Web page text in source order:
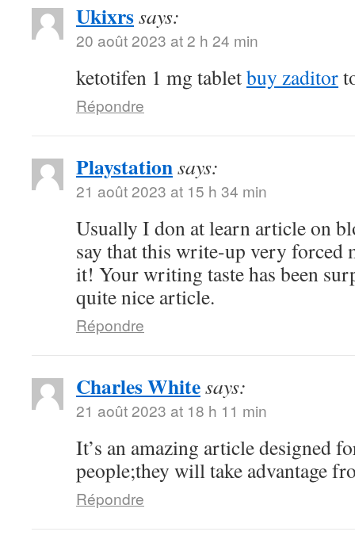
Ukixrssays:
20 août 2023 at 2 h 24 min
ketotifen 1 mg tabletbuy zaditor
Répondre
Playstationsays:
21 août 2023 at 15 h 34 min
Usually I don at learn article on
say that this write-up very forced
it! Your writing taste has been
quite nice article.
Répondre
Charles Whitesays:
21 août 2023 at 18 h 11 min
It’s an amazing article designed
people;they will take advantage
Répondre